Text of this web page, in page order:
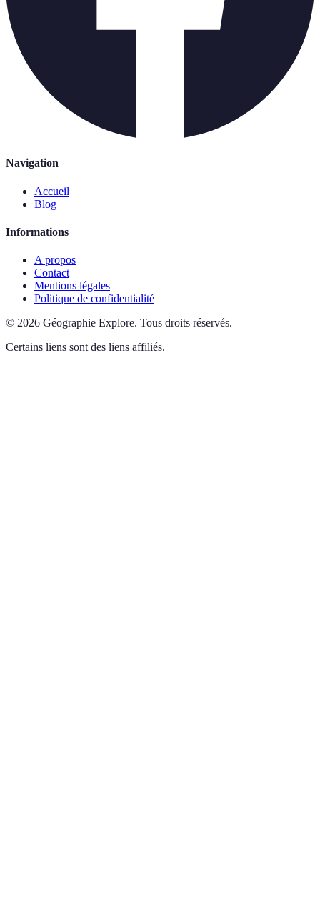
Navigation
Accueil
Blog
Informations
A propos
Contact
Mentions légales
Politique de confidentialité
© 2026 Géographie Explore. Tous droits réservés.
Certains liens sont des liens affiliés.